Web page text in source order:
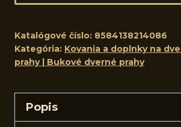
Katalógové číslo: 8584138214086
Kategória: Kovania a doplnky na
prahy | Bukové dverné prahy
Popis